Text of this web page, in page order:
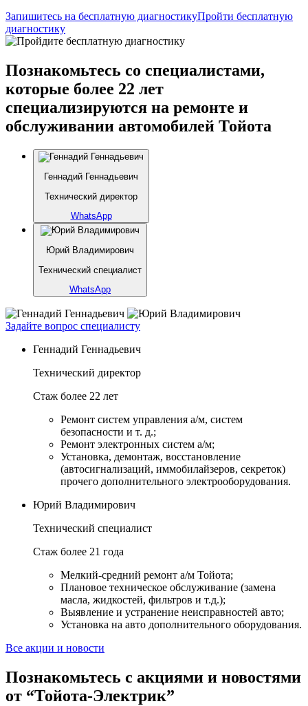
Запишитесь на бесплатную диагностикуПройти бесплатную
диагностику
Познакомьтесь со специалистами,
которые более 22 лет
специализируются на ремонте и
обслуживании автомобилей Тойота
Геннадий Геннадьевич
Технический директор
WhatsApp
Юрий Владимирович
Технический специалист
WhatsApp
Задайте вопрос специалисту
Геннадий Геннадьевич
Технический директор
Стаж более 22 лет
Ремонт систем управления а/м, систем
безопасности и т. д.;
Ремонт электронных систем а/м;
Установка, демонтаж, восстановление
(автосигнализаций, иммобилайзеров, секреток)
прочего дополнительного электрооборудования.
Юрий Владимирович
Технический специалист
Стаж более 21 года
Мелкий-средний ремонт а/м Тойота;
Плановое техническое обслуживание (замена
масла, жидкостей, фильтров и т.д.);
Выявление и устранение неисправностей авто;
Установка на авто дополнительного оборудования.
Все акции и новости
Познакомьтесь с акциями и новостями
от “Тойота-Электрик”